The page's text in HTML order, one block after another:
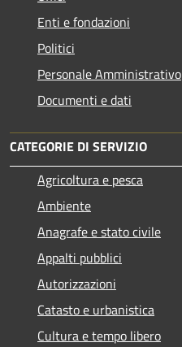
Enti e fondazioni
Politici
Personale Amministrativo
Documenti e dati
CATEGORIE DI SERVIZIO
Agricoltura e pesca
Ambiente
Anagrafe e stato civile
Appalti pubblici
Autorizzazioni
Catasto e urbanistica
Cultura e tempo libero